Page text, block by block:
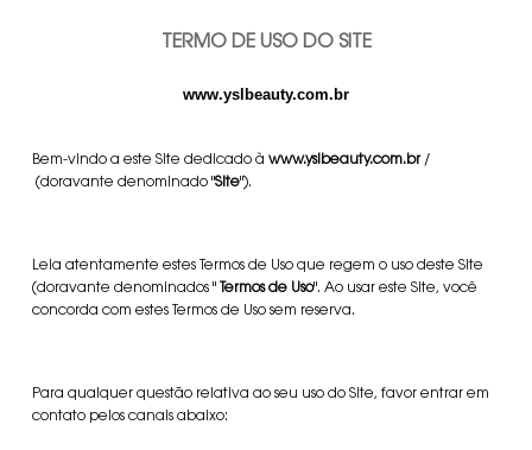
TERMO DE USO DO SITE
www.yslbeauty.com.br
Bem-vindo a este Site dedicado à www.yslbeauty.com.br/
(doravante denominado "Site").
Leia atentamente estes Termos de Uso que regem o uso deste Site
(doravante denominados " Termos de Uso". Ao usar este Site, você
concorda com estes Termos de Uso sem reserva.
Para qualquer questão relativa ao seu uso do Site, favor entrar em
contato pelos canais abaixo: